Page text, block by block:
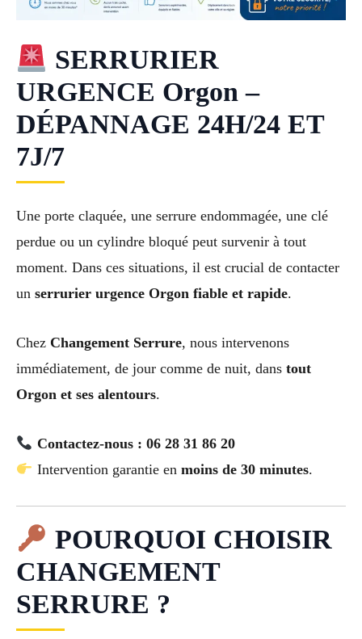
SERRURIER
URGENCE Orgon –
DÉPANNAGE 24H/24 ET
7J/7
Une porte claquée, une serrure endommagée, une clé
perdue ou un cylindre bloqué peut survenir à tout
moment. Dans ces situations, il est crucial de contacter
un serrurier urgence Orgon fiable et rapide.
Chez Changement Serrure, nous intervenons
immédiatement, de jour comme de nuit, dans tout
Orgon et ses alentours.
Contactez-nous : 06 28 31 86 20
Intervention garantie en moins de 30 minutes.
POURQUOI CHOISIR
CHANGEMENT
SERRURE ?